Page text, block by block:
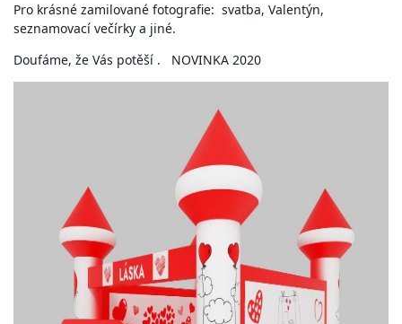
Pro krásné zamilované fotografie: svatba, Valentýn,
seznamovací večírky a jiné.
Doufáme, že Vás potěší . NOVINKA 2020